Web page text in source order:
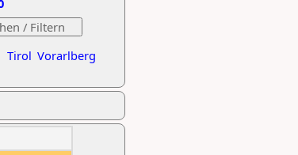
Tirol Vorarlberg